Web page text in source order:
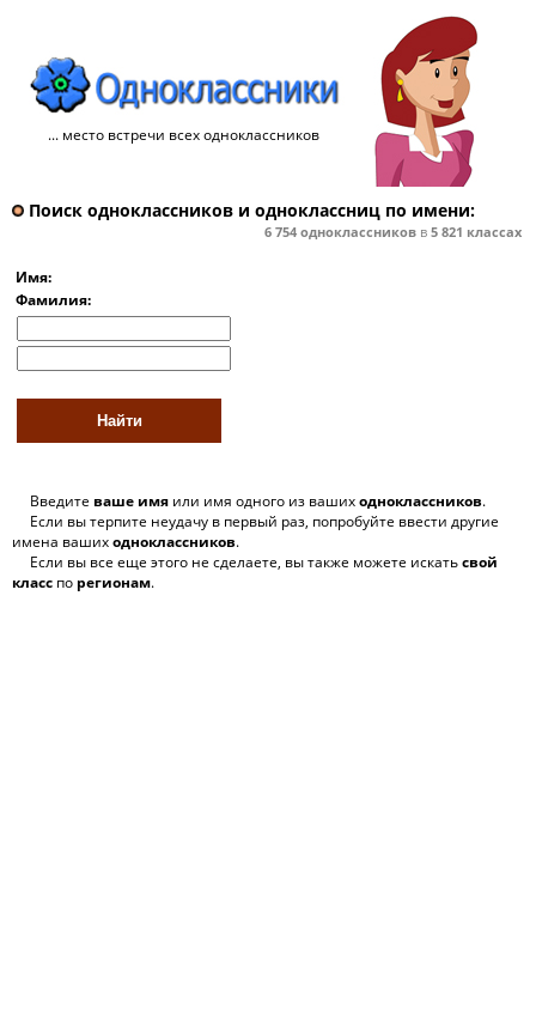
... место встречи всех одноклассников
Поиск одноклассников и одноклассниц по имени:
6 754 одноклассниковв 5 821 классах
Имя:
Фамилия:
Введите ваше имя или имя одного из вашиходноклассников.
Если вы терпите неудачу в первый раз, попробуйте ввести другие
имена вашиходноклассников.
Если вы все еще этого не сделаете, вы также можете искатьсвой
класс по регионам.